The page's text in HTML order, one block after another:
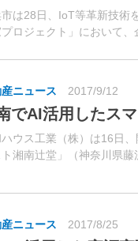
は28日、IoT等革新技術
ロジェクト」において、
ニュース 2017/9/12
でAI活用したス
ウス工業（株）は16日
ト湘南辻堂」（神奈川県
ニュース 2017/8/25